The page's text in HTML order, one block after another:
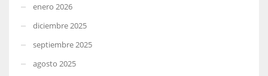
enero 2026
diciembre 2025
septiembre 2025
agosto 2025